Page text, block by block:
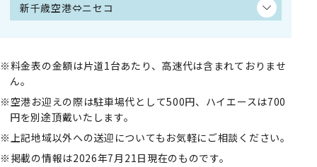
新千歳空港⇔ニセコ
料金表の金額は片道1台あたり、高速代は含まれておりませ
ん。
空港お迎えの際は駐車場代として500円、ハイエースは700
円を別途頂戴いたします。
上記地域以外への送迎についてもお気軽にご相談ください。
掲載の情報は2026年7月21日現在のものです。